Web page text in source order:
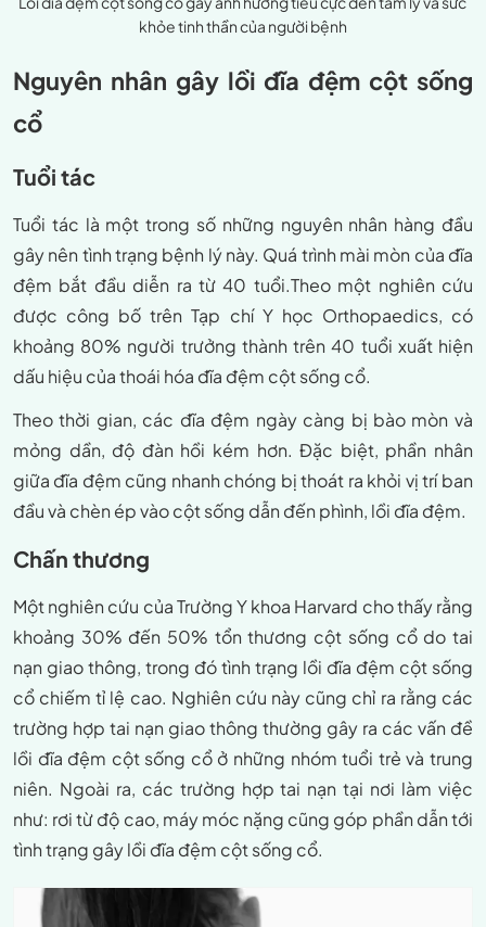
khỏe tinh thần của người bệnh
Nguyên nhân gây lồi đĩa đệm cột sống
cổ
Tuổi tác
Tuổi tác là một trong số những nguyên nhân hàng đầu
gây nên tình trạng bệnh lý này. Quá trình mài mòn của đĩa
đệm bắt đầu diễn ra từ 40 tuổi.Theo một nghiên cứu
được công bố trên Tạp chí Y học Orthopaedics, có
khoảng 80% người trưởng thành trên 40 tuổi xuất hiện
dấu hiệu của thoái hóa đĩa đệm cột sống cổ.
Theo thời gian, các đĩa đệm ngày càng bị bào mòn và
mỏng dần, độ đàn hồi kém hơn. Đặc biệt, phần nhân
giữa đĩa đệm cũng nhanh chóng bị thoát ra khỏi vị trí ban
đầu và chèn ép vào cột sống dẫn đến phình, lồi đĩa đệm.
Chấn thương
Một nghiên cứu của Trường Y khoa Harvard cho thấy rằng
khoảng 30% đến 50% tổn thương cột sống cổ do tai
nạn giao thông, trong đó tình trạng lồi đĩa đệm cột sống
cổ chiếm tỉ lệ cao. Nghiên cứu này cũng chỉ ra rằng các
trường hợp tai nạn giao thông thường gây ra các vấn đề
lồi đĩa đệm cột sống cổ ở những nhóm tuổi trẻ và trung
niên. Ngoài ra, các trường hợp tai nạn tại nơi làm việc
như: rơi từ độ cao, máy móc nặng cũng góp phần dẫn tới
tình trạng gây lồi đĩa đệm cột sống cổ.